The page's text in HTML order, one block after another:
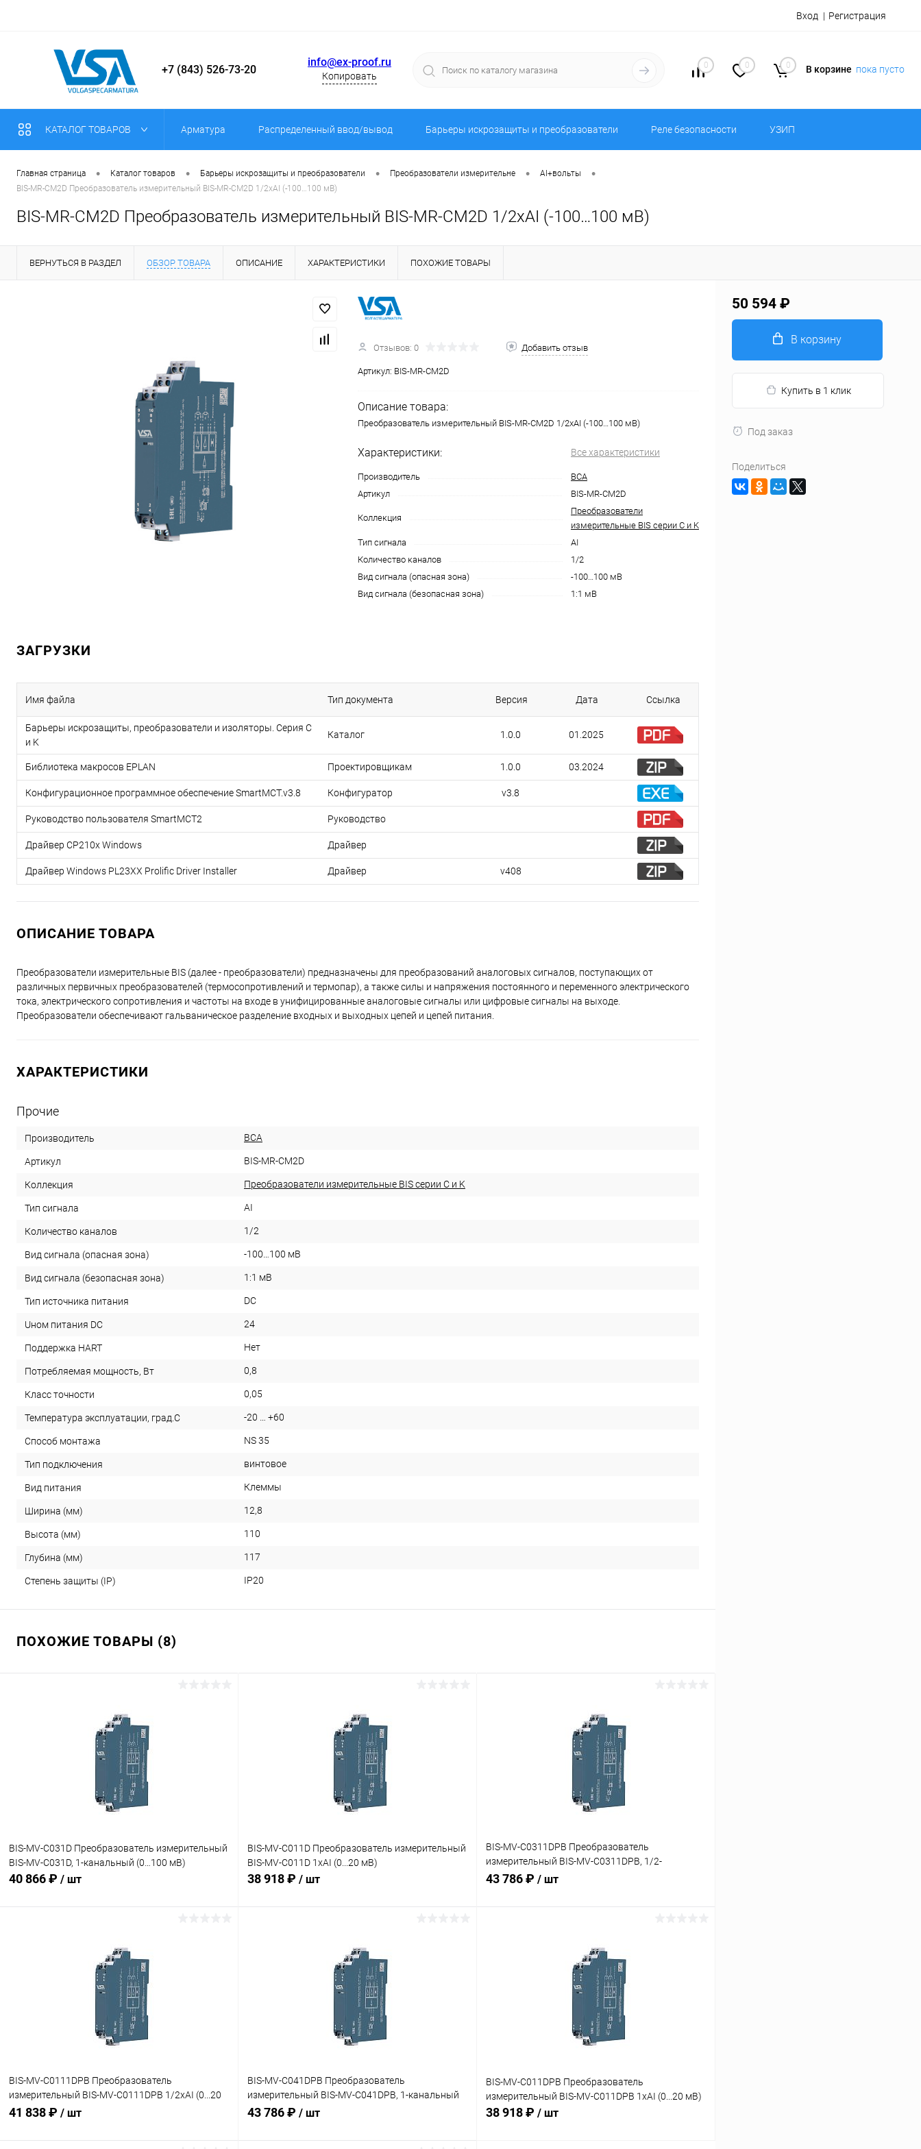
Вход Регистрация
+7 (843) 526-73-20
info@ex-proof.ru
Копировать
0 0 0 В корзине пока пусто
КАТАЛОГ ТОВАРОВ Арматура Распределенный ввод/вывод Барьеры искрозащиты и преобразователи Реле безопасности УЗИП
Главная страница • Каталог товаров • Барьеры искрозащиты и преобразователи • Преобразователи измерительне • AI+вольты •
BIS-MR-CM2D Преобразователь измерительный BIS-MR-CM2D 1/2хAI (-100…100 мВ)
BIS-MR-CM2D Преобразователь измерительный BIS-MR-CM2D 1/2хAI (-100…100 мВ)
ВЕРНУТЬСЯ В РАЗДЕЛ ОБЗОР ТОВАРА ОПИСАНИЕ ХАРАКТЕРИСТИКИ ПОХОЖИЕ ТОВАРЫ
Отзывов: 0 Добавить отзыв
Артикул: BIS-MR-CM2D
Описание товара:
Преобразователь измерительный BIS-MR-CM2D 1/2хAI (-100…100 мВ)
Характеристики: Все характеристики
Производитель
ВСА
Артикул
BIS-MR-CM2D
Коллекция
Преобразователи
измерительные BIS серии С и K
Тип сигнала
AI
Количество каналов
1/2
Вид сигнала (опасная зона)
-100…100 мВ
Вид сигнала (безопасная зона)
1:1 мВ
ЗАГРУЗКИ
Имя файла Тип документа Версия Дата Ссылка
Барьеры искрозащиты, преобразователи и изоляторы. Серия C
и K
Каталог 1.0.0 01.2025
Библиотека макросов EPLAN Проектировщикам 1.0.0 03.2024
Конфигурационное программное обеспечение SmartMCT.v3.8 Конфигуратор v3.8
Руководство пользователя SmartMCT2 Руководство
Драйвер CP210x Windows Драйвер
Драйвер Windows PL23XX Prolific Driver Installer Драйвер v408
ОПИСАНИЕ ТОВАРА
Преобразователи измерительные BIS (далее - преобразователи) предназначены для преобразований аналоговых сигналов, поступающих от
различных первичных преобразователей (термосопротивлений и термопар), а также силы и напряжения постоянного и переменного электрического
тока, электрического сопротивления и частоты на входе в унифицированные аналоговые сигналы или цифровые сигналы на выходе.
Преобразователи обеспечивают гальваническое разделение входных и выходных цепей и цепей питания.
ХАРАКТЕРИСТИКИ
Прочие
Производитель ВСА
Артикул BIS-MR-CM2D
Коллекция Преобразователи измерительные BIS серии С и K
Тип сигнала AI
Количество каналов 1/2
Вид сигнала (опасная зона) -100…100 мВ
Вид сигнала (безопасная зона) 1:1 мВ
Тип источника питания DC
Uном питания DC 24
Поддержка HART Нет
Потребляемая мощность, Вт 0,8
Класс точности 0,05
Температура эксплуатации, град.С -20 … +60
Способ монтажа NS 35
Тип подключения винтовое
Вид питания Клеммы
Ширина (мм) 12,8
Высота (мм) 110
Глубина (мм) 117
Степень защиты (IP) IP20
ПОХОЖИЕ ТОВАРЫ (8)
BIS-MV-C031D Преобразователь измерительный
BIS-MV-C031D, 1-канальный (0…100 мВ)
40 866 ₽ / шт
Сравнение
Под заказ
BIS-MV-C011D Преобразователь измерительный
BIS-MV-C011D 1хAI (0...20 мВ)
38 918 ₽ / шт
Сравнение
Под заказ
BIS-MV-C0311DPB Преобразователь
измерительный BIS-MV-C0311DPB, 1/2-
канальный (0…100 мВ)
43 786 ₽ / шт
Сравнение
Под заказ
BIS-MV-C0111DPB Преобразователь
измерительный BIS-MV-C0111DPB 1/2хAI (0...20
мВ)
41 838 ₽ / шт
BIS-MV-C041DPB Преобразователь
измерительный BIS-MV-C041DPB, 1-канальный
(0…200 мВ)
43 786 ₽ / шт
BIS-MV-C011DPB Преобразователь
измерительный BIS-MV-C011DPB 1хAI (0...20 мВ)
38 918 ₽ / шт
50 594 ₽
В корзину
Купить в 1 клик
Под заказ
Поделиться